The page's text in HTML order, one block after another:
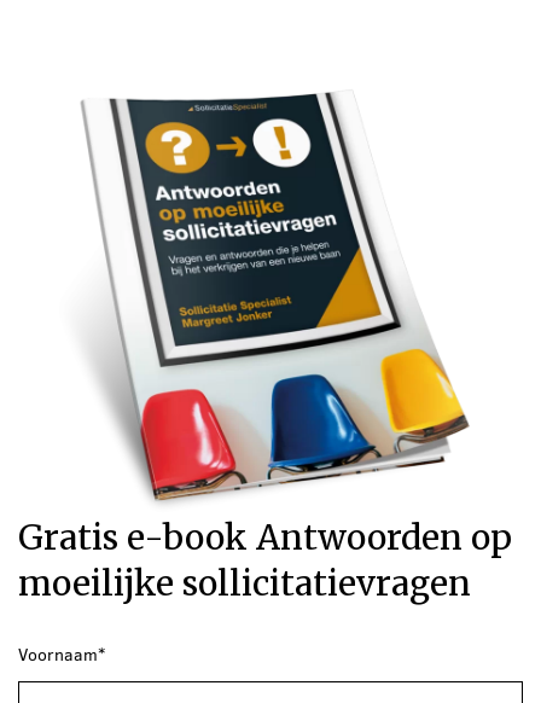
Gratis e-book Antwoorden op
moeilijke sollicitatievragen
Voornaam*